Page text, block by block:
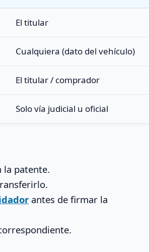
El titular
Cualquiera (dato del vehículo)
El titular / comprador
Solo vía judicial u oficial
la patente.
antes de firmar la